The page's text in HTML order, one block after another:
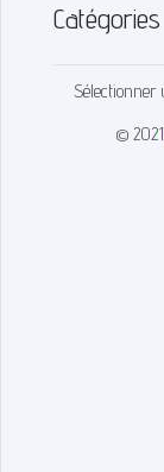
Catégories
Catégories
© 2021